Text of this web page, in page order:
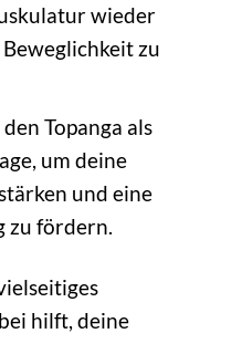
wieder
zu
Topanga als
um deine
und eine
zu fördern.
hilft, deine